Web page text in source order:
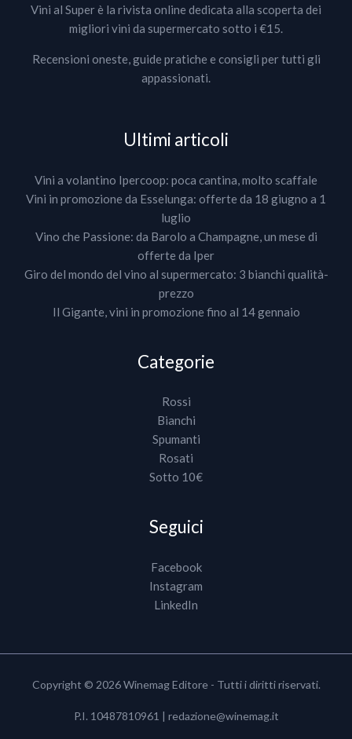
Vini al Super è la rivista online dedicata alla scoperta dei
migliori vini da supermercato sotto i €15.
Recensioni oneste, guide pratiche e consigli per tutti gli
appassionati.
Ultimi articoli
Vini a volantino Ipercoop: poca cantina, molto scaffale
Vini in promozione da Esselunga: offerte da 18 giugno a 1
luglio
Vino che Passione: da Barolo a Champagne, un mese di
offerte da Iper
Giro del mondo del vino al supermercato: 3 bianchi qualità-
prezzo
Il Gigante, vini in promozione fino al 14 gennaio
Categorie
Rossi
Bianchi
Spumanti
Rosati
Sotto 10€
Seguici
Facebook
Instagram
LinkedIn
Copyright © 2026 Winemag Editore - Tutti i diritti riservati.
P.I. 10487810961 | redazione@winemag.it